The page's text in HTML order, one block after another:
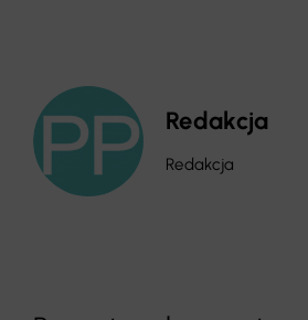
Redakcja
Redakcja